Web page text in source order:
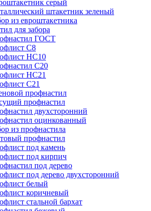
серый
штакетник зеленый
из евроштакетника
для забора
ГОСТ
С8
НС10
С20
НС21
С21
профнастил
профнастил
двухсторонний
оцинкованный
из профнастила
профнастил
под камень
под кирпич
под дерево
под дерево двухсторонний
белый
коричневый
стальной бархат